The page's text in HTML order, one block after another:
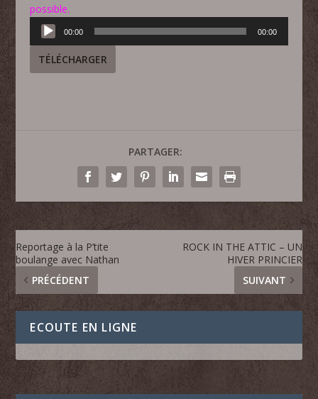
possible.
Lecteur
audio
00:00 00:00
TÉLÉCHARGER
PARTAGER:
Reportage à la P’tite
boulange avec Nathan
PRÉCÉDENT
ROCK IN THE ATTIC – UN
HIVER PRINCIER
SUIVANT
ECOUTE EN LIGNE